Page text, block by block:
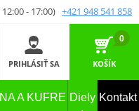
- 17:00) +421 948 541 858
PRIHLÁSIŤ SA
0
KOŠÍK
A KUFRE Diely Kontakt